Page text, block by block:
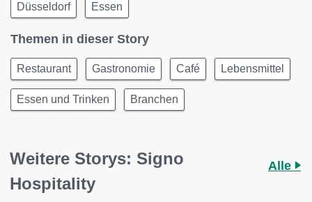
Düsseldorf Essen
Themen in dieser Story
Restaurant Gastronomie Café Lebensmittel
Essen und Trinken Branchen
Weitere Storys: Signo
Hospitality
Alle